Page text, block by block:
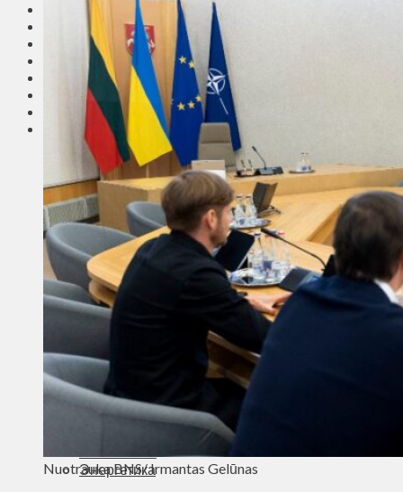
Соседи
Транспорт
Выбор читателей
Калейдоскоп
Сейм Литвы
Культура
Больше
Фоторепортаж
Туризм
ЛК рекомендует
Сеньорам
Образование
Здравоохранение
Экология
Происшествия
Приграничье
Деньги
Визиты
Агроновости
Едим дома
Ищу семью
Духовное пространство
Энергетика
Nuotrauka BNS/ Irmantas Gelūnas